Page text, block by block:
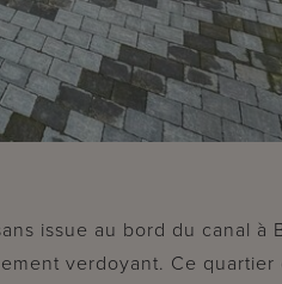
issue au bord du canal à
verdoyant. Ce quartier